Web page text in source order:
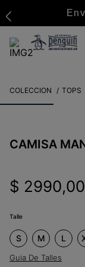
COLECCION TOPS
CAMISA
$ 2990,00
Talle
S M L
Guia De Talles